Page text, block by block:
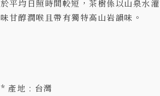
於平均日照時間較短，茶樹係以山泉水
味甘醇潤喉且帶有獨特高山岩韻味。
* 產地 : 台灣